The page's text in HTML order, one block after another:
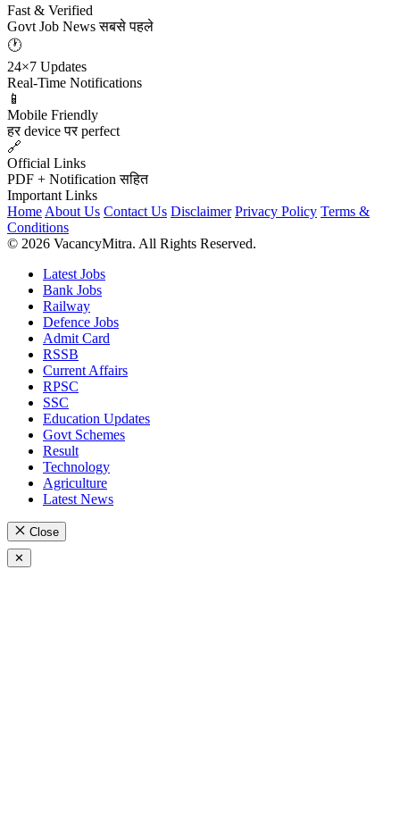
Fast & Verified
Govt Job News सबसे पहले
🕐
24×7 Updates
Real-Time Notifications
📱
Mobile Friendly
हर device पर perfect
🔗
Official Links
PDF + Notification सहित
Important Links
Home About Us Contact Us Disclaimer Privacy Policy Terms &
Conditions
© 2026 VacancyMitra. All Rights Reserved.
Latest Jobs
Bank Jobs
Railway
Defence Jobs
Admit Card
RSSB
Current Affairs
RPSC
SSC
Education Updates
Govt Schemes
Result
Technology
Agriculture
Latest News
Close
✕